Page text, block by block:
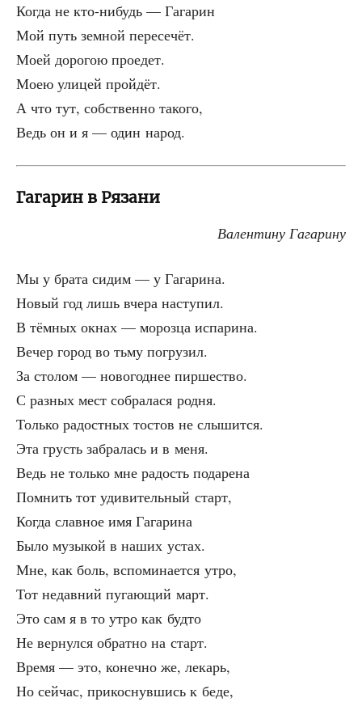
Когда не кто-нибудь — Гагарин
Мой путь зем­ной пересечёт.
Моей доро­гою проедет.
Моею ули­цей пройдёт.
А что тут, соб­ствен­но такого,
Ведь он и я — один народ.
Гагарин в Рязани
Вален­ти­ну Гагарину
Мы у бра­та сидим — у Гагарина.
Новый год лишь вче­ра наступил.
В тём­ных окнах — мороз­ца испарина.
Вечер город во тьму погрузил.
За сто­лом — ново­год­нее пиршество.
С раз­ных мест собра­ла­ся родня.
Толь­ко радост­ных тостов не слышится.
Эта грусть забра­лась и в меня.
Ведь не толь­ко мне радость подарена
Пом­нить тот уди­ви­тель­ный старт,
Когда слав­ное имя Гагарина
Было музы­кой в наших устах.
Мне, как боль, вспо­ми­на­ет­ся утро,
Тот недав­ний пуга­ю­щий март.
Это сам я в то утро как будто
Не вер­нул­ся обрат­но на старт.
Вре­мя — это, конеч­но же, лекарь,
Но сей­час, при­кос­нув­шись к беде,